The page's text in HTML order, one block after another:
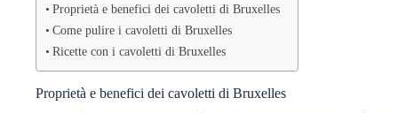
Proprietà e benefici dei cavoletti di Bruxelles
Come pulire i cavoletti di Bruxelles
Ricette con i cavoletti di Bruxelles
Proprietà e benefici dei cavoletti di Bruxelles